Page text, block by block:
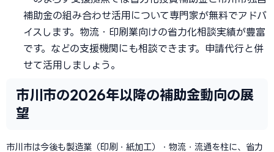
補助金の組み合わせ活用について専門家が無料でアドバ
イスします。物流・印刷業向けの省力化相談実績が豊富
です。などの支援機関にも相談できます。申請代行と併
せて活用しましょう。
市川市の2026年以降の補助金動向の展
望
市川市は今後も製造業（印刷・紙加工）・物流・流通を柱に、省力